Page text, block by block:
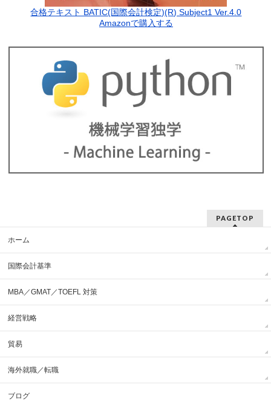
合格テキスト BATIC(国際会計検定)(R) Subject1 Ver.4.0
Amazonで購入する
PAGETOP
ホーム
国際会計基準
MBA／GMAT／TOEFL 対策
経営戦略
貿易
海外就職／転職
ブログ